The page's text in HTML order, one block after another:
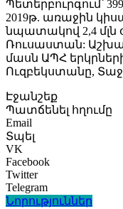
Պետերբուրգում՝
2019թ. առաջին
նպատակով 2,4 մլն
Ռուսաստան:
մասն ԱՊՀ
Ուզբեկստանը,
Էջանշեք
Պատճենել հղումը
Email
Տպել
VK
Facebook
Twitter
Telegram
Նորություններ